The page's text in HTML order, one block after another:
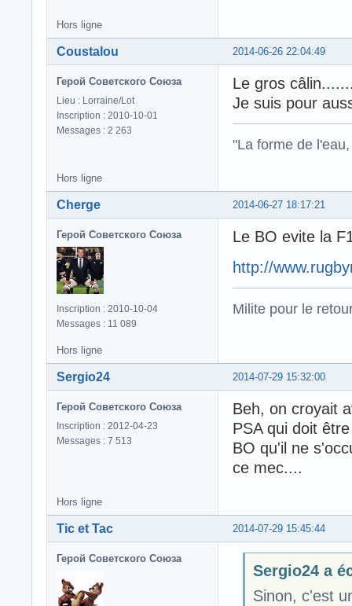
Hors ligne
2014-06-26 22:04:49
Coustalou
Герой Советского Союза
Lieu : Lorraine/Lot
Inscription : 2010-10-01
Messages : 2 263
Le gros
Je suis pour
"La forme de
Hors ligne
2014-06-27 18:17:21
Cherge
Герой Советского Союза
Inscription : 2010-10-04
Messages : 11 089
Le BO evite la
http://
Milite pour le
Hors ligne
2014-07-29 15:32:00
Sergio24
Герой Советского Союза
Inscription : 2012-04-23
Messages : 7 513
Beh, on croyait
PSA qui doit
BO qu'il ne
ce mec....
Hors ligne
2014-07-29 15:45:44
Tic et Tac
Герой Советского Союза
Sergio24 a
Sinon, c'est